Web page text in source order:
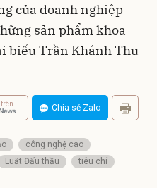
của doanh nghiệp
sản phẩm khoa
biểu Trần Khánh Thu
trên Chia sẻ Zalo
công nghệ cao
Luật Đấu thầu tiêu chí